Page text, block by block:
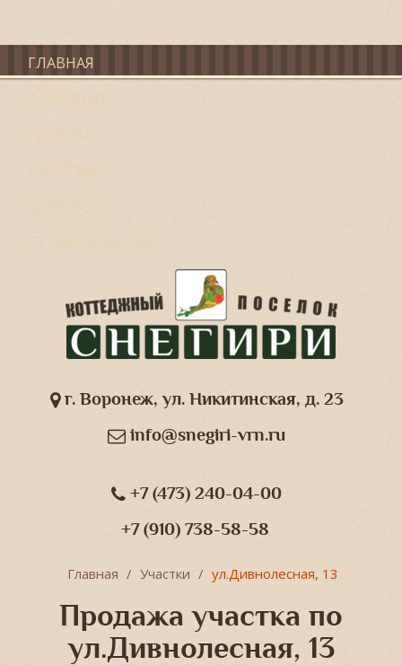
ГЛАВНАЯ
О ПОСЕЛКЕ
ГЕНПЛАН
УЧАСТКИ
КОНТАКТЫ
СТРОИТЕЛЬСТВО
г. Воронеж, ул. Никитинская, д. 23
info@snegiri-vrn.ru
+7 (473) 240-04-00
+7 (910) 738-58-58
Главная Участки ул.Дивнолесная, 13
Продажа участка по
ул.Дивнолесная, 13